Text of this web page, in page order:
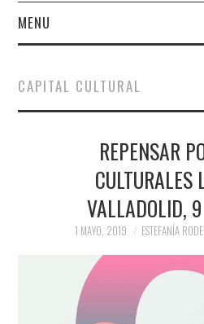
MENU
HACER BOSQUE (SALA DE
COLABORACIONES)
QUIÉN ES
CAPITAL CULTURAL
REPENSAR
CULTURALES
VALLADOLID,
1 MAYO, 2019 ESTEFANÍA